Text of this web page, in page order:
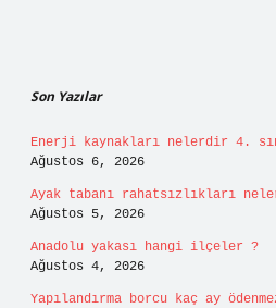
Son Yazılar
Enerji kaynakları nelerdir 4.
Ağustos 6, 2026
Ayak tabanı rahatsızlıkları
Ağustos 5, 2026
Anadolu yakası hangi ilçeler ?
Ağustos 4, 2026
Yapılandırma borcu kaç ay